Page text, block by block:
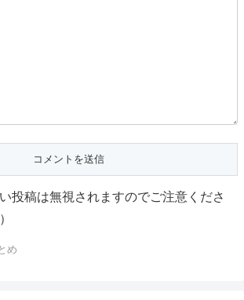
投稿は無視されますのでご注意くださ
め